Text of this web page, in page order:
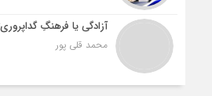
آزادگی یا فرهنگِ
محمد قلی پور